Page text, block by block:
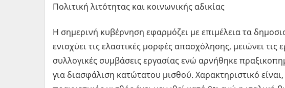
Πολιτική λιτότητας και κοινωνικής αδικίας
Η σημερινή κυβέρνηση εφαρμόζει με επιμέλεια τα
ενισχύει τις ελαστικές μορφές απασχόλησης, μειώνει τις
συλλογικές συμβάσεις εργασίας ενώ αρνήθηκε
για διασφάλιση κατώτατου μισθού. Χαρακτηριστικό